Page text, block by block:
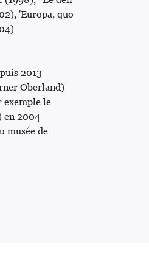
'Europa, quo
2013
Oberland)
exemple le
en 2004
musée de